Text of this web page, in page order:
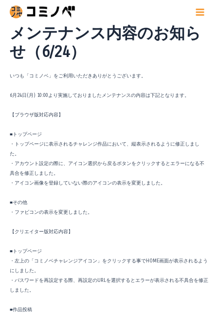
Main
Menu
メンテナンス内容のお知ら
せ（6/24）
いつも「コミノベ」をご利用いただきありがとうございます。
6月24日(月) 10:00より実施しておりましたメンテナンスの内容は下記となります。
【ブラウザ版対応内容】
■トップページ
・トップページに表示されるチャレンジ作品において、縦表示されるように修正しまし
た。
・アカウント設定の際に、アイコン選択から戻るボタンをクリックするとエラーになる不
具合を修正しました。
・アイコン画像を登録していない際のアイコンの表示を変更しました。
■その他
・ファビコンの表示を変更しました。
【クリエイター版対応内容】
■トップページ
・左上の「コミノベチャレンジアイコン」をクリックする事でHOME画面が表示されるよう
にしました。
・パスワードを再設定する際、再設定のURLを選択するとエラーが表示される不具合を修正
しました。
■作品投稿